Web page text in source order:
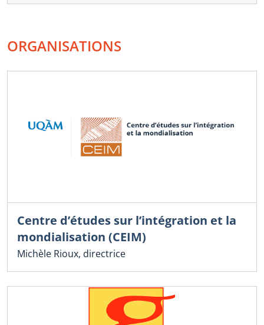
ORGANISATIONS
Centre d’études sur l’intégration et la
mondialisation (CEIM)
Michèle Rioux, directrice